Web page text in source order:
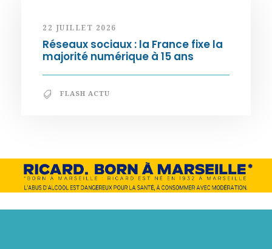
22 JUILLET 2026
Réseaux sociaux : la France fixe la
majorité numérique à 15 ans
FLASH ACTU